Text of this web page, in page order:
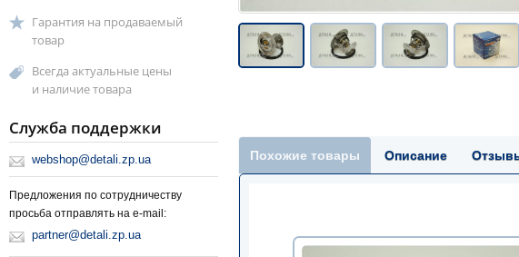
Похожие товары Описание
Гарантия на продаваемый
товар
Всегда актуальные цены
и наличие товара
Служба поддержки
webshop@detali.zp.ua
Предложения по сотрудничеству
просьба отправлять на e-mail:
partner@detali.zp.ua